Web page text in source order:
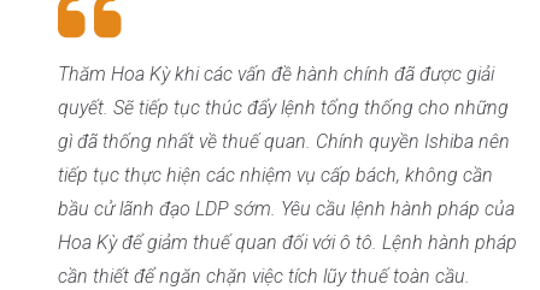
Thăm Hoa Kỳ khi các vấn đề hành chính đã được giải
quyết. Sẽ tiếp tục thúc đẩy lệnh tổng thống cho những
gì đã thống nhất về thuế quan. Chính quyền Ishiba nên
tiếp tục thực hiện các nhiệm vụ cấp bách, không cần
bầu cử lãnh đạo LDP sớm. Yêu cầu lệnh hành pháp của
Hoa Kỳ để giảm thuế quan đối với ô tô. Lệnh hành pháp
cần thiết để ngăn chặn việc tích lũy thuế toàn cầu.